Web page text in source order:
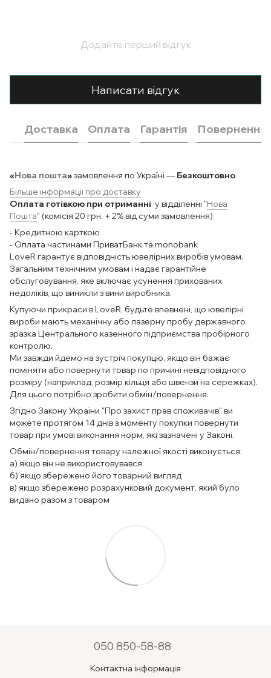
Додайте перший відгук
Написати відгук
Доставка Оплата Гарантія Повернення
«Нова пошта»замовлення по Україні — Безкоштовно
Більше інформації про доставку
Оплата готівкою при отриманні у відділенні "Нова
Пошта" (комісія 20 грн. + 2% від суми замовлення)
- Кредитною карткою
- Оплата частинами ПриватБанк та monobank
LoveR гарантує відповідність ювелірних виробів умовам.
Загальним технічним умовам і надає гарантійне
обслуговування, яке включає усунення прихованих
недоліків, що виникли з вини виробника.
Купуючи прикраси в LoveR, будьте впевнені, що ювелірні
вироби мають механічну або лазерну пробу державного
зразка Центрального казенного підприємства пробірного
контролю.
Ми завжди йдемо на зустріч покупцю, якщо він бажає
поміняти або повернути товар по причині невідповідного
розміру (наприклад, розмір кільця або швензи на сережках).
Для цього потрібно зробити обмін/повернення.
Згідно Закону України "Про захист прав споживачів" ви
можете протягом 14 днів з моменту покупки повернути
товар при умові виконання норм, які зазначені у Законі.
Обмін/повернення товару належної якості виконується:
а) якщо він не використовувався
б) якщо збережено його товарний вигляд
в) якщо збережено розрахунковий документ, який було
видано разом з товаром
050 850-58-88
Контактна інформація